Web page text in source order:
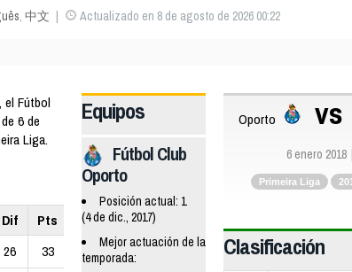
, 中文 Actualizado en 8 de agosto de 2026 00:22
el Fútbol
6 de
Liga.
Dif
Pts
26 33
Equipos
Fútbol Club
Oporto
Posición actual: 1
(4 de dic., 2017)
Mejor actuación de la
temporada:
Oporto vs
6 enero 2018
Primeira Liga
Clasificación